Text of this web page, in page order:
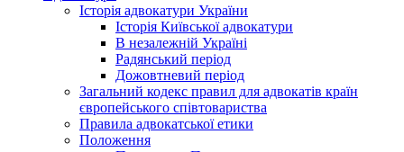
Історія адвокатури України
Історія Київської адвокатури
В незалежній Україні
Радянський період
Дожовтневий період
Загальний кодекс правил для адвокатів країн
європейського співтовариства
Правила адвокатської етики
Положення